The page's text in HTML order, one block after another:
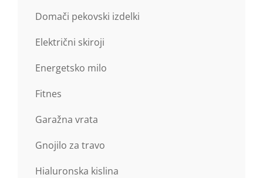
Domači pekovski izdelki
Električni skiroji
Energetsko milo
Fitnes
Garažna vrata
Gnojilo za travo
Hialuronska kislina